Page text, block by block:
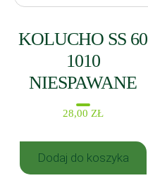
KOLUCHO SS 60
1010
NIESPAWANE
28,00 ZŁ
Dodaj do koszyka